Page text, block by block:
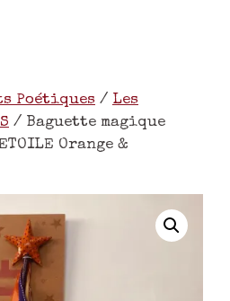
Poétiques / Les
/ Baguette magique
Orange &